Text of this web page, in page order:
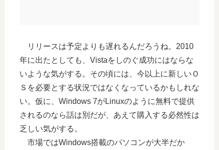
リリースは予定よりも遅れるんだろうね。2010
年に出たとしても、Vistaをしのぐ成功にはならな
いような気がする。その頃には、今以上に新しいＯ
Ｓを必要とする状況ではなくなっているかもしれな
い。仮に、Windows 7がLinuxのように無料で提供
されるのなら話は別だが、あえて購入する必然性は
乏しい気がする。
市場ではWindows搭載のパソコンが大半だか